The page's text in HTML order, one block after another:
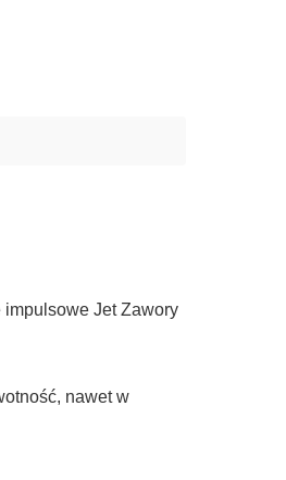
Jet Zawory
nawet w